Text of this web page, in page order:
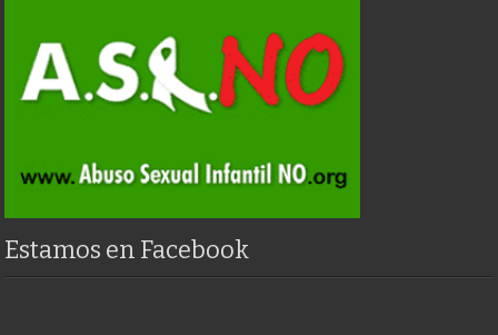
Estamos en Facebook